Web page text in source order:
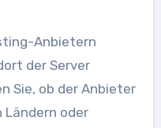
Anbietern
der Server
Sie, ob der Anbieter
Ländern oder